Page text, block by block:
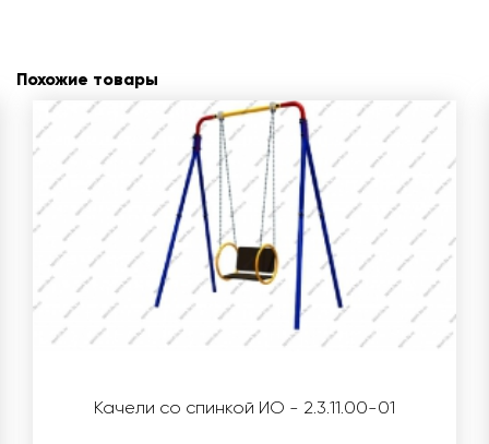
Похожие товары
Качели со спинкой ИО - 2.3.11.00-01